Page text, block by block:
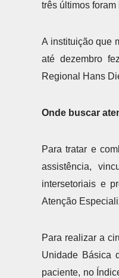
três últimos
A instituição que
até dezembro
Regional Hans
Onde buscar
Para tratar e
assistência,
intersetoriais e
Atenção
Para realizar a
Unidade Básica
paciente, no